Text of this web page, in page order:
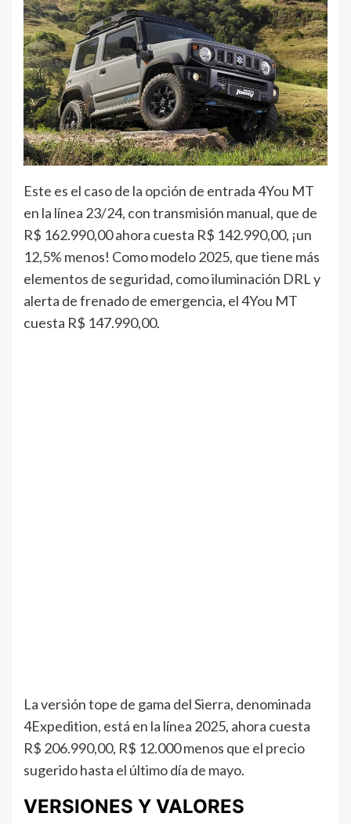
Este es el caso de la opción de entrada 4You MT
en la línea 23/24, con transmisión manual, que de
R$ 162.990,00 ahora cuesta R$ 142.990,00, ¡un
12,5% menos! Como modelo 2025, que tiene más
elementos de seguridad, como iluminación DRL y
alerta de frenado de emergencia, el 4You MT
cuesta R$ 147.990,00.
La versión tope de gama del Sierra, denominada
4Expedition, está en la línea 2025, ahora cuesta
R$ 206.990,00, R$ 12.000 menos que el precio
sugerido hasta el último día de mayo.
VERSIONES Y VALORES